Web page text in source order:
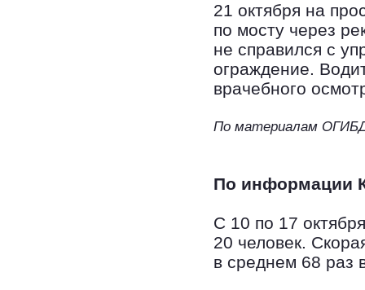
21 октября на
по мосту через
не справился с
ограждение.
врачебного
По материалам
По информации
С 10 по 17
20 человек.
в среднем 68 раз